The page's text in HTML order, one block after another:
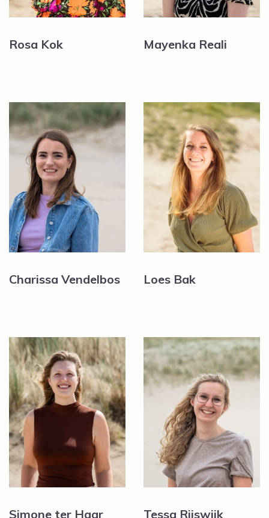
Rosa Kok Mayenka Reali
Charissa Vendelbos Loes Bak
Simone ter Haar Tessa Rijswijk